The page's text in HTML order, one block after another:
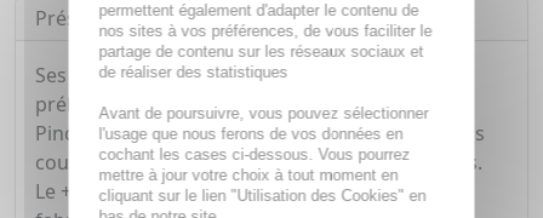
Présentation
Ses branches larges permettent une meilleure
préhension pour épiler avec précision le poil.
Pince à épiler qui parvient à ôter les poils les plus
courts et fins grâce à ses extrémités recourbées.
Le + de la pince à épiler mors crabe : elle est
permettent également d'adapter le contenu de
nos sites à vos préférences, de vous faciliter le
partage de contenu sur les réseaux sociaux et
de réaliser des statistiques
Avant de poursuivre, vous pouvez sélectionner
l'usage que nous ferons de vos données en
cochant les cases ci-dessous. Vous pourrez
mettre à jour votre choix à tout moment en
cliquant sur le lien "Utilisation des Cookies" en